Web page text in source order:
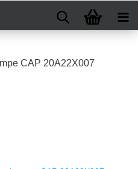
CAP 20A22X007